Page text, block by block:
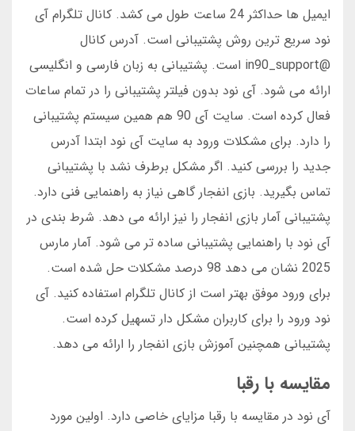
ایمیل ها حداکثر 24 ساعت طول می کشد. کانال تلگرام آی
نود سریع ترین روش پشتیبانی است. آدرس کانال
@in90_support است. پشتیبانی به زبان فارسی و انگلیسی
ارائه می شود. آی نود بدون فیلتر پشتیبانی را در تمام ساعات
فعال کرده است. سایت آی 90 هم همین سیستم پشتیبانی
را دارد. برای مشکلات ورود به سایت آی نود ابتدا آدرس
جدید را بررسی کنید. اگر مشکل برطرف نشد با پشتیبانی
تماس بگیرید. بازی انفجار گاهی نیاز به راهنمایی فنی دارد.
پشتیبانی آمار بازی انفجار را نیز ارائه می دهد. شرط بندی در
آی نود با راهنمایی پشتیبانی ساده تر می شود. آمار مارس
2025 نشان می دهد 98 درصد مشکلات حل شده است.
برای ورود موفق بهتر است از کانال تلگرام استفاده کنید. آی
نود ورود را برای کاربران مشکل دار تسهیل کرده است.
پشتیبانی همچنین آموزش بازی انفجار را ارائه می دهد.
مقایسه با رقبا
آی نود در مقایسه با رقبا مزایای خاصی دارد. اولین مورد